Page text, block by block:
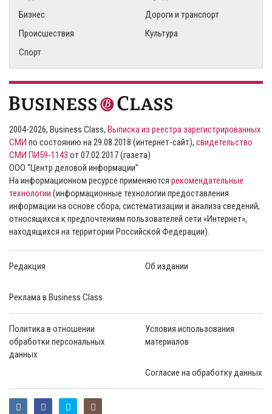
Бизнес
Дороги и транспорт
Происшествия
Культура
Спорт
2004-2026, Business Class, Выписка из реестра зарегистрированных
СМИ по состоянию на 29.08.2018 (интернет-сайт), свидетельство
СМИ ПИ59-1143 от 07.02.2017 (газета)
ООО “Центр деловой информации”
На информационном ресурсе применяются рекомендательные
технологии (информационные технологии предоставления
информации на основе сбора, систематизации и анализа сведений,
относящихся к предпочтениям пользователей сети «Интернет»,
находящихся на территории Российской Федерации).
Редакция Об издании
Реклама в Business Class
Политика в отношении
обработки персональных
данных
Условия использования
материалов
Согласие на обработку данных